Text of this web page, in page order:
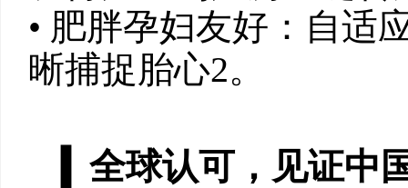
• ‌肥胖孕妇友好‌：自适
晰捕捉胎心‌2。
全球认可，见证中